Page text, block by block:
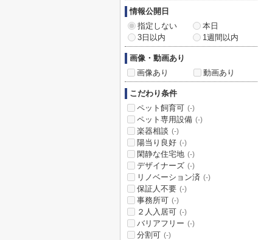
情報公開日
指定しない
本日
3日以内
1週間以内
画像・動画あり
画像あり
動画あり
こだわり条件
ペット飼育可 (-)
ペット専用設備 (-)
楽器相談 (-)
陽当り良好 (-)
閑静な住宅地 (-)
デザイナーズ (-)
リノベーション済 (-)
保証人不要 (-)
事務所可 (-)
２人入居可 (-)
バリアフリー (-)
分割可 (-)